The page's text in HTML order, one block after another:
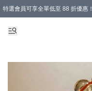
特選會員可享全單低至 88 折優惠！